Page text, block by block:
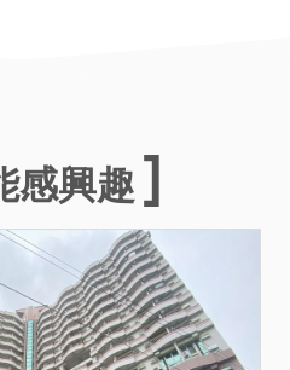
請應買人注意。
件標的建物（暫編
號）為增建，增建部
建物所有權第一次登
拍定後無法逕持不動
移轉證書辦理所有權
記，且增建部分是否
感興趣